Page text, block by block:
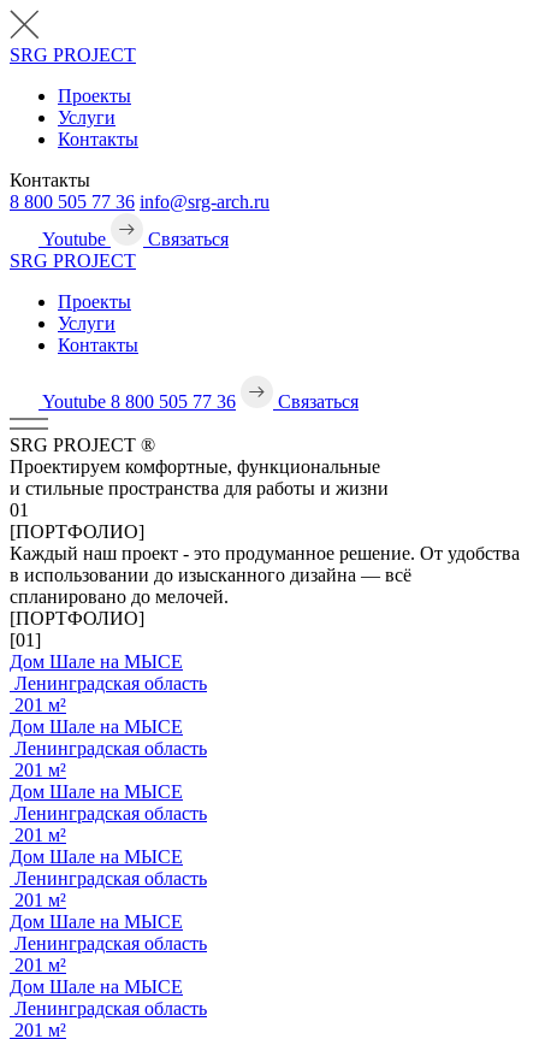
SRG PROJECT
Проекты
Услуги
Контакты
Контакты
8 800 505 77 36 info@srg-arch.ru
Youtube
Связаться
SRG PROJECT
Проекты
Услуги
Контакты
Youtube 8 800 505 77 36 Связаться
SRG PROJECT ®
Проектируем комфортные, функциональные
и стильные пространства для работы и жизни
01
[ПОРТФОЛИО]
Каждый наш проект - это продуманное решение. От удобства
в использовании до изысканного дизайна — всё
спланировано до мелочей.
[ПОРТФОЛИО]
[01]
Дом Шале на МЫСЕ
Ленинградская область
201 м²
Дом Шале на МЫСЕ
Ленинградская область
201 м²
Дом Шале на МЫСЕ
Ленинградская область
201 м²
Дом Шале на МЫСЕ
Ленинградская область
201 м²
Дом Шале на МЫСЕ
Ленинградская область
201 м²
Дом Шале на МЫСЕ
Ленинградская область
201 м²